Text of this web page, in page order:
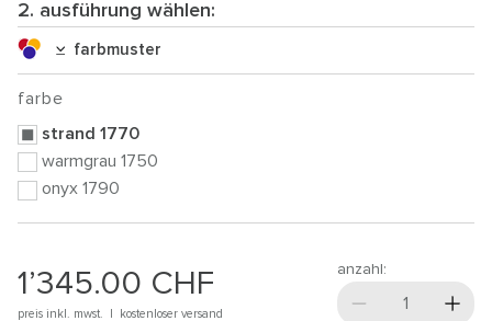
2. ausführung wählen:
farbmuster
farbe
strand 1770
warmgrau 1750
onyx 1790
1’345.00 CHF
preis inkl. mwst. | kostenloser versand
anzahl: